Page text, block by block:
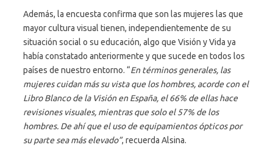
Además, la encuesta confirma que son las mujeres las que
mayor cultura visual tienen, independientemente de su
situación social o su educación, algo que Visión y Vida ya
había constatado anteriormente y que sucede en todos los
países de nuestro entorno. “En términos generales, las
mujeres cuidan más su vista que los hombres, acorde con el
Libro Blanco de la Visión en España, el 66% de ellas hace
revisiones visuales, mientras que solo el 57% de los
hombres. De ahí que el uso de equipamientos ópticos por
su parte sea más elevado”, recuerda Alsina.